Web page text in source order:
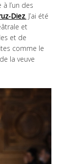
l’un des
Diez.J’ai été
et
et de
comme le
la veuve